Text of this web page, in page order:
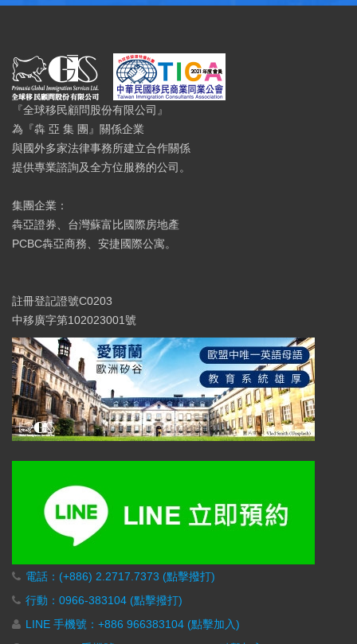
『全球移民顧問股份有限公司』
為『犇 亞 集 團』關係企業
與國外多家法律事務所建立合作關係
提供專業諮詢及全方位服務的公司。
集團企業：
犇亞證券、台灣蘇富比國際房地產
PCBC犇亞商務、安捷國際公寓。
註冊登記證號C0203
中移廣字第102023001號
電話：(+886) 2.2717.7373 (點擊撥打)
行動：0966-383104 (點擊撥打)
LINE 手機號：+886 966383104 (點擊加入)